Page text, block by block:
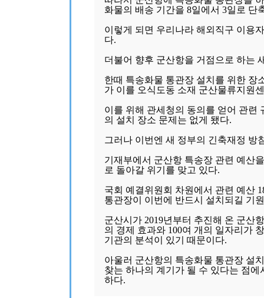
화물의 배송 기간을 8일에서 3일로 단
이렇게 되면 우리나라 해외직구 이용
다.
더불어 향후 군산항을 거점으로 하는
한때 특송화물 통관장 설치를 위한 장
가 이를 오식도동 소재 군산물류지원
이를 위해 관세청의 동의를 얻어 관련
의 설치 장소 문제는 없게 됐다.
그러나 이번엔 새 정부의 긴축재정 방
기재부에서 군산항 특송장 관련 예산
로 돌아갈 위기를 맞고 있다.
국회 예결위원회 차원에서 관련 예산
통관장이 이번에 반드시 설치되길 기
군산시가 2019년부터 추진해 온 군산
의 경제 효과와 100여 개의 일자리가
기관의 분석이 있기 때문이다.
아울러 군산항의 특송화물 통관장 설
찾는 하나의 계기가 될 수 있다는 점
하다.